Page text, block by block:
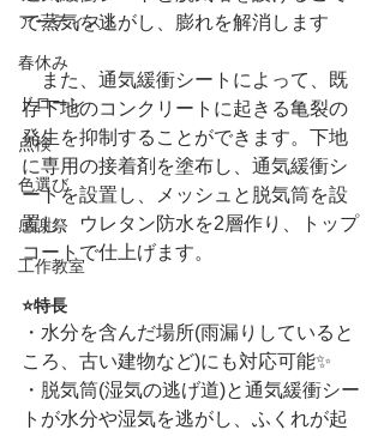
アーティスト
春休み
ドローン
点検
色選び
感謝祭
工作教室
で蒸気を逃がし、膨れを解消します
また、通気緩衝シートによって、既
存下地のコンクリートに起きる亀裂の
発生を抑制することができます。下地
に専用の接着剤を塗布し、通気緩衝シ
ートを設置し、メッシュと脱気筒を設
置し、ウレタン防水を2層作り、トップ
コートで仕上げます。
⭐特長
・水分を含んだ場所(雨漏りしていると
ころ、古い建物など)にも対応可能✨
・脱気筒(湿気の逃げ道)と通気緩衝シー
トが水分や湿気を逃がし、ふくれが起